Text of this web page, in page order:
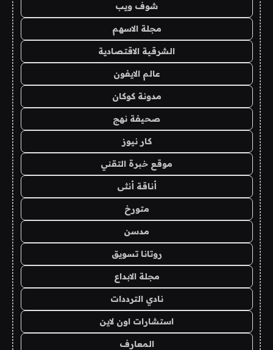
شوف ويب
مجلة الاسهم
الشرقية الاقتصادية
عالم الايفون
مدونة كوكان
صحيفة نهج
كار نيوز
موقع خبرة التقني
أناقة أنثى
متورخ
مدسن
روتانا تسويق
مجلة الابداع
نادي الترددات
استشارات اون لاين
المعارف